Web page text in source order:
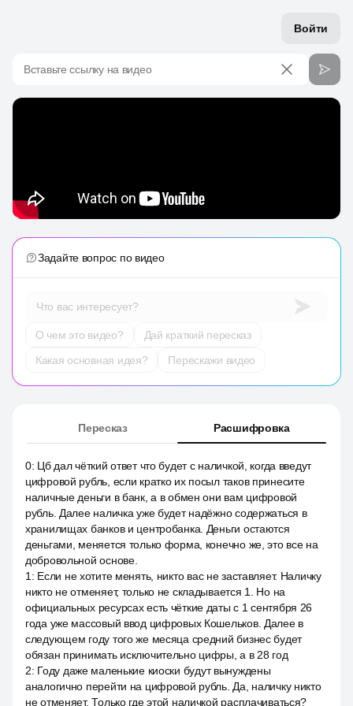
Войти
Вставьте ссылку на видео
Задайте вопрос по видео
Что вас интересует?
О чем это видео?
Дай краткий пересказ
Какая основная идея?
Перескажи видео
Пересказ Расшифровка
0: Цб дал чёткий ответ что будет с наличкой, когда введут
цифровой рубль, если кратко их посыл таков принесите
наличные деньги в банк, а в обмен они вам цифровой
рубль. Далее наличка уже будет надёжно содержаться в
хранилищах банков и центробанка. Деньги остаются
деньгами, меняется только форма, конечно же, это все на
добровольной основе.
1 : Если не хотите менять, никто вас не заставляет. Наличку
никто не отменяет, только не складывается 1. Но на
официальных ресурсах есть чёткие даты с 1 сентября 26
года уже массовый ввод цифровых Кошельков. Далее в
следующем году того же месяца средний бизнес будет
обязан принимать исключительно цифры, а в 28 год
2: Году даже маленькие киоски будут вынуждены
аналогично перейти на цифровой рубль. Да, наличку никто
не отменяет. Только где этой наличкой расплачиваться?